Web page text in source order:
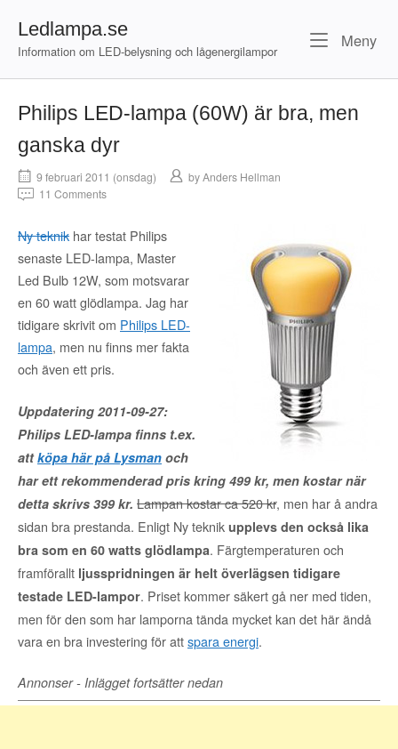
content
Ledlampa.se
Information om LED-belysning och lågenergilampor
Meny
Philips LED-lampa (60W) är bra, men
ganska dyr
9 februari 2011 (onsdag) byAnders Hellman
11 Comments
Ny teknik har testat Philips
senaste LED-lampa, Master
Led Bulb 12W, som motsvarar
en 60 watt glödlampa. Jag har
tidigare skrivit om Philips LED-
lampa, men nu finns mer fakta
och även ett pris.
Uppdatering 2011-09-27:
Philips LED-lampa finns t.ex.
attköpa här på Lysman och
har ett rekommenderad pris kring 499 kr, men kostar när
detta skrivs 399 kr. Lampan kostar ca 520 kr, men har å andra
sidan bra prestanda. Enligt Ny teknik upplevs den också lika
bra som en 60 watts glödlampa. Färgtemperaturen och
framförallt ljusspridningen är helt överlägsen tidigare
testade LED-lampor. Priset kommer säkert gå ner med tiden,
men för den som har lamporna tända mycket kan det här ändå
vara en bra investering för attspara energi.
Annonser - Inlägget fortsätter nedan